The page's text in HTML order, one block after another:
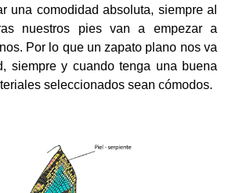
una comodidad absoluta, siempre al
nuestros pies van a empezar a
Por lo que un zapato plano nos va
siempre y cuando tenga una buena
seleccionados sean cómodos.